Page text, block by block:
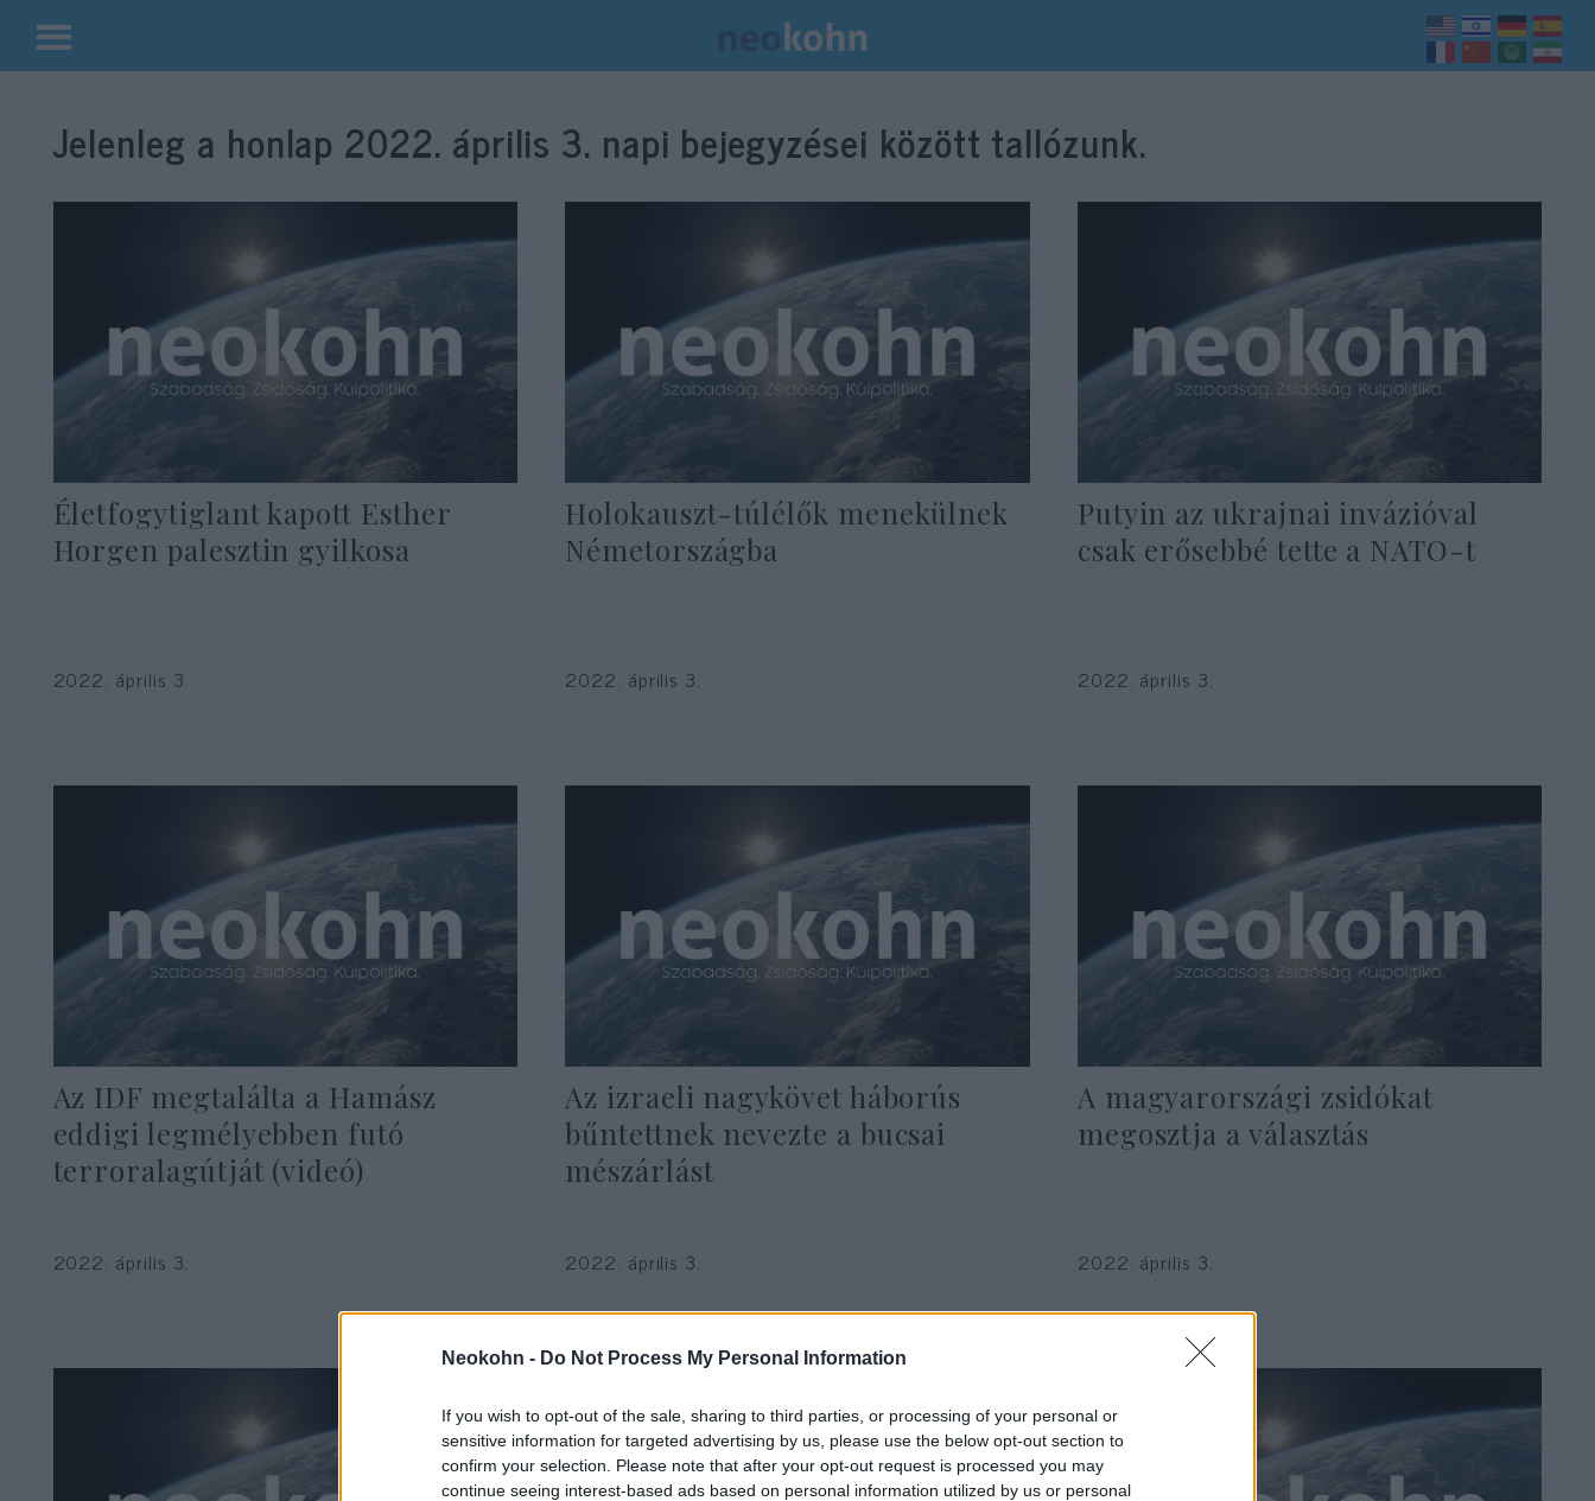
Neokohn - Do Not Process My Personal Information
If you wish to opt-out of the sale, sharing to third parties, or processing of your personal or
sensitive information for targeted advertising by us, please use the below opt-out section to
confirm your selection. Please note that after your opt-out request is processed you may
continue seeing interest-based ads based on personal information utilized by us or personal
Kilépés
tartalombaJelenleg a honlap 2022. április 3. napi bejegyzései között tallózunk.
Életfogytiglant kapott Esther
Horgen palesztin gyilkosa
2022. április 3.
Holokauszt-túlélők menekülnek
Németországba
2022. április 3.
Putyin az ukrajnai invázióval
csak erősebbé tette a NATO-t
2022. április 3.
Az IDF megtalálta a Hamász
eddigi legmélyebben futó
terroralagútját (videó)
2022. április 3.
Az izraeli nagykövet háborús
bűntettnek nevezte a bucsai
mészárlást
2022. április 3.
A magyarországi zsidókat
megosztja a választás
2022. április 3.